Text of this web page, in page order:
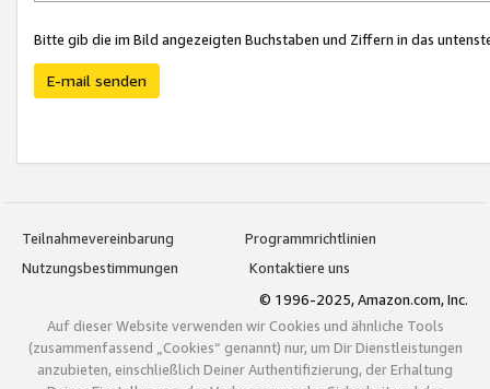
Bitte gib die im Bild angezeigten Buchstaben und Ziffern in das
E-mail senden
Teilnahmevereinbarung
Programmrichtlinien
Nutzungsbestimmungen
Kontaktiere uns
© 1996-2025, Amazon.com, Inc.
Auf dieser Website verwenden wir Cookies und ähnliche Tools
(zusammenfassend „Cookies“ genannt) nur, um Dir Dienstleistungen
anzubieten, einschließlich Deiner Authentifizierung, der Erhaltung